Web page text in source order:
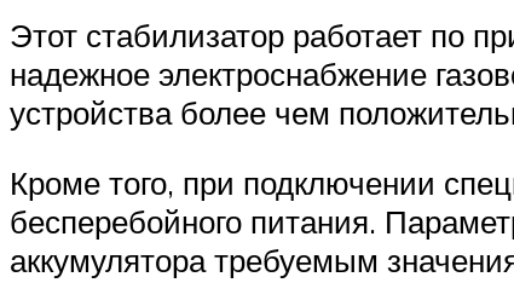
Этот стабилизатор работает по
надежное электроснабжение
устройства более чем
Кроме того, при подключении
бесперебойного питания.
аккумулятора требуемым